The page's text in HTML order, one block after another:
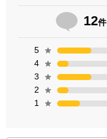
12件
5
4
3
2
1